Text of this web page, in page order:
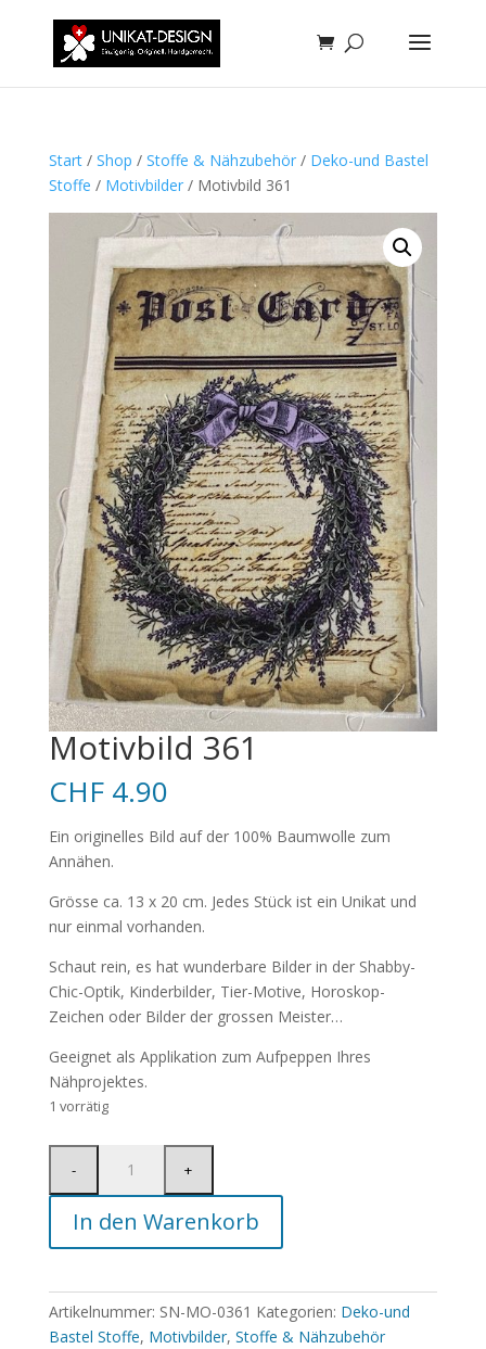
Start/ Shop / Stoffe & Nähzubehör/ Deko-und Bastel
Stoffe / Motivbilder/ Motivbild 361
Motivbild 361
CHF4.90
Ein originelles Bild auf der 100% Baumwolle zum
Annähen.
Grösse ca. 13 x 20 cm. Jedes Stück ist ein Unikat und
nur einmal vorhanden.
Schaut rein, es hat wunderbare Bilder in der Shabby-
Chic-Optik, Kinderbilder, Tier-Motive, Horoskop-
Zeichen oder Bilder der grossen Meister…
Geeignet als Applikation zum Aufpeppen Ihres
Nähprojektes.
1 vorrätig
In den Warenkorb
Artikelnummer: SN-MO-0361 Kategorien: Deko-und
Bastel Stoffe, Motivbilder, Stoffe & Nähzubehör